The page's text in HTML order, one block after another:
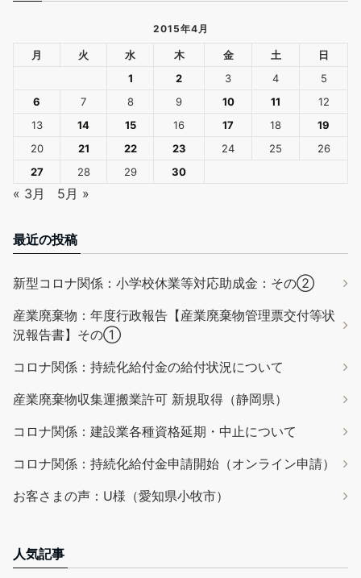
2015年4月
月 火 水 木 金 土
日
1
2 3 4
5
6
7 8 9 10 11
12
13
14 15 16 17 18
19
20
21 22 23 24 25
26
27
28 29 30
« 3月 5月 »
最近の投稿
新型コロナ関係：小学校休業等対応助成金：その②
産業廃棄物：年度行政報告【産業廃棄物管理票交付等状
況報告書】その①
コロナ関係：持続化給付金の給付状況について
産業廃棄物収集運搬業許可 新規取得（静岡県）
コロナ関係：建設業各種資格延期・中止について
コロナ関係：持続化給付金申請開始（オンライン申請）
お客さまの声：U様（愛知県小牧市）
人気記事